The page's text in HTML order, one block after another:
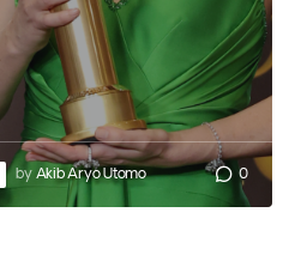
by Akib Aryo Utomo 0